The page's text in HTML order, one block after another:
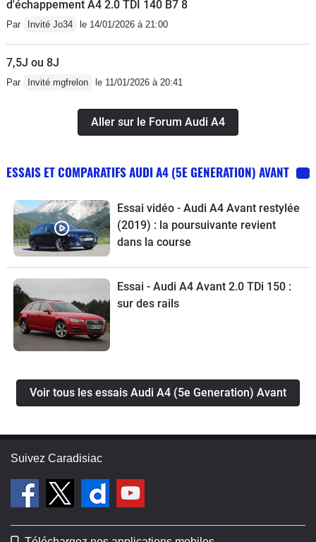
d'échappement A4 2.0 TDI 140 B7 8
Par Invité Jo34 le 14/01/2026 à 21:00
7,5J ou 8J
Par Invité mgfrelon le 11/01/2026 à 20:41
Aller sur le Forum Audi A4
ESSAIS ET COMPARATIFS AUDI A4 (5E GENERATION) AVANT
Essai vidéo - Audi A4 Avant restylée
(2019) : la poursuivante revient
dans la course
Essai - Audi A4 Avant 2.0 TDi 150 :
sur des rails
Voir tous les essais Audi A4 (5e Generation) Avant
Suivez Caradisiac